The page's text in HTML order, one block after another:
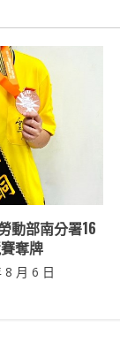
動部南分署16
奪牌
8 月 6 日